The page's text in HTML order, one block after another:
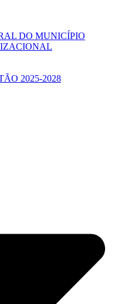
DO MUNICÍPIO
2025-2028